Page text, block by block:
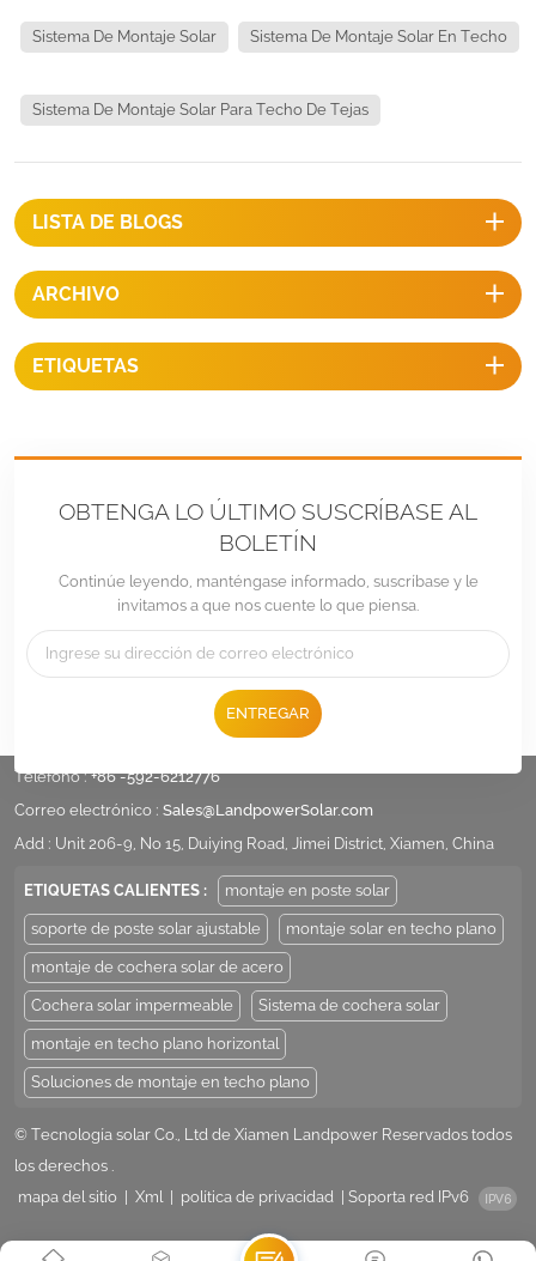
preensamblados como el módulo en T inclinable, el kit de abrazadera
y el tapajuntas de montaje fotovoltaico, nuestro montaje en techo con
que también minimiza los daños al techo. INFORMACIÓN
máxima del viento:
Sistema De Montaje Solar Sistema De Montaje Solar En Techo
Sistema De Montaje Solar Para Techo De Tejas
LISTA DE BLOGS
ARCHIVO
ETIQUETAS
OBTENGA LO ÚLTIMO SUSCRÍBASE AL
BOLETÍN
Continúe leyendo, manténgase informado, suscríbase y le
invitamos a que nos cuente lo que piensa.
ENTREGAR
Teléfono :+86 -592-6212776
Correo electrónico : Sales@LandpowerSolar.com
Add : Unit 206-9, No 15, Duiying Road, Jimei District, Xiamen, China
ETIQUETAS CALIENTES : montaje en poste solar
soporte de poste solar ajustable montaje solar en techo plano
montaje de cochera solar de acero
Cochera solar impermeable Sistema de cochera solar
montaje en techo plano horizontal
Soluciones de montaje en techo plano
© Tecnología solar Co., Ltd de Xiamen Landpower Reservados todos
los derechos .
mapa del sitio
Xml política de privacidad Soporta red IPv6